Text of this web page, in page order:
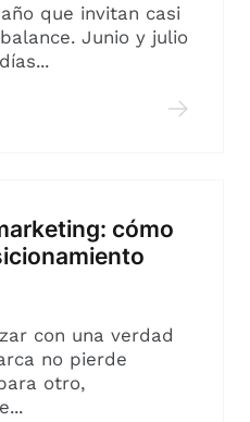
que invitan casi
Junio y julio
cómo
con una verdad
no pierde
otro,